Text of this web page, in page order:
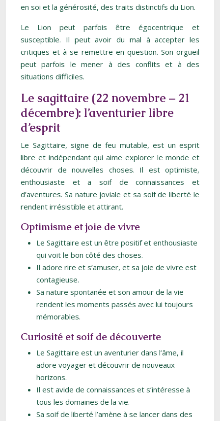
en soi et la générosité, des traits distinctifs du Lion.
Le Lion peut parfois être égocentrique et
susceptible. Il peut avoir du mal à accepter les
critiques et à se remettre en question. Son orgueil
peut parfois le mener à des conflits et à des
situations difficiles.
Le sagittaire (22 novembre – 21
décembre): l’aventurier libre
d’esprit
Le Sagittaire, signe de feu mutable, est un esprit
libre et indépendant qui aime explorer le monde et
découvrir de nouvelles choses. Il est optimiste,
enthousiaste et a soif de connaissances et
d’aventures. Sa nature joviale et sa soif de liberté le
rendent irrésistible et attirant.
Optimisme et joie de vivre
Le Sagittaire est un être positif et enthousiaste
qui voit le bon côté des choses.
Il adore rire et s’amuser, et sa joie de vivre est
contagieuse.
Sa nature spontanée et son amour de la vie
rendent les moments passés avec lui toujours
mémorables.
Curiosité et soif de découverte
Le Sagittaire est un aventurier dans l’âme, il
adore voyager et découvrir de nouveaux
horizons.
Il est avide de connaissances et s’intéresse à
tous les domaines de la vie.
Sa soif de liberté l’amène à se lancer dans des